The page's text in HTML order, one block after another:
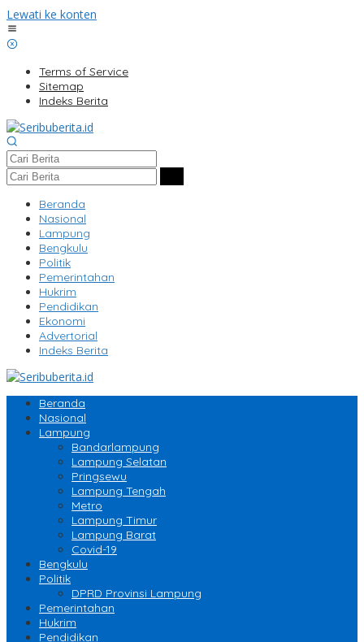
Lewati ke konten
Terms of Service
Sitemap
Indeks Berita
Beranda
Nasional
Lampung
Bengkulu
Politik
Pemerintahan
Hukrim
Pendidikan
Ekonomi
Advertorial
Indeks Berita
Beranda
Nasional
Lampung
Bandarlampung
Lampung Selatan
Pringsewu
Lampung Tengah
Metro
Lampung Timur
Lampung Barat
Covid-19
Bengkulu
Politik
DPRD Provinsi Lampung
Pemerintahan
Hukrim
Pendidikan